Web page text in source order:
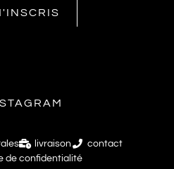
livraison
contact
de confidentialité